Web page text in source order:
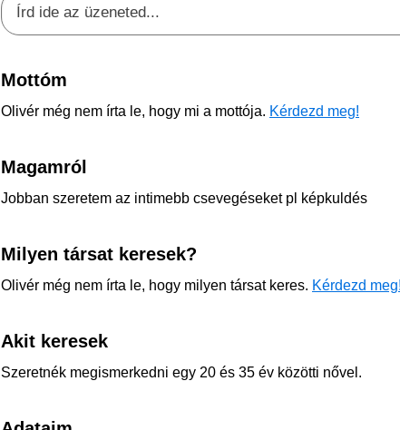
Mottóm
Olivér még nem írta le, hogy mi a mottója. Kérdezd meg!
Magamról
Jobban szeretem az intimebb csevegéseket pl képkuldés
Milyen társat keresek?
Olivér még nem írta le, hogy milyen társat keres. Kérdezd
Akit keresek
Szeretnék megismerkedni egy 20 és 35 év közötti nővel.